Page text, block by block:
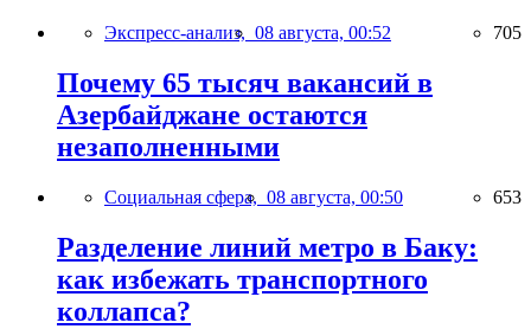
Экспресс-анализ, 08 августа, 00:52 705
Почему 65 тысяч вакансий в
Азербайджане остаются
незаполненными
Социальная сфера, 08 августа, 00:50 653
Разделение линий метро в Баку:
как избежать транспортного
коллапса?